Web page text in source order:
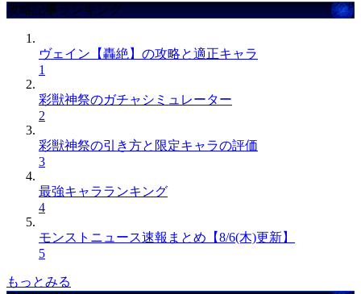
攻略記事ランキング
ヴェイン【轟絶】の攻略と適正キャラ
1
彩獣神祭のガチャシミュレーター
2
彩獣神祭の引き方と限定キャラの評価
3
最強キャラランキング
4
モンストニュース速報まとめ【8/6(木)更新】
5
もっとみる